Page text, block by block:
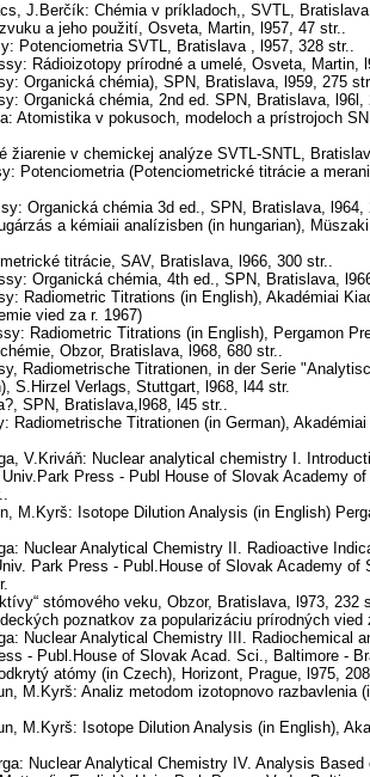
J.Berčík: Chémia v príkladoch,, SVTL,
a jeho použití, Osveta, Martin, l957, 47 str..
Potenciometria SVTL, Bratislava , l957, 328 str..
Rádioizotopy prírodné a umelé, Osveta, Martin,
Organická chémia), SPN, Bratislava, l959, 275
Organická chémia, 2nd ed. SPN, Bratislava, l96l,
Atomistika v pokusoch, modeloch a prístrojoch
žiarenie v chemickej analýze SVTL-SNTL,
Potenciometria (Potenciometrické titrácie a
Organická chémia 3d ed., SPN, Bratislava, l964,
a kémiaii analízisben (in hungarian),
titrácie, SAV, Bratislava, l966, 300 str..
Organická chémia, 4th ed., SPN, Bratislava,
Radiometric Titrations (in English), Akadémiai
vied za r. 1967)
Radiometric Titrations (in English), Pergamon
Obzor, Bratislava, l968, 680 str..
Radiometrische Titrationen, in der Serie
S.Hirzel Verlags, Stuttgart, l968, l44 str.
SPN, Bratislava,l968, l45 str..
Radiometrische Titrationen (in German),
V.Kriváň: Nuclear analytical chemistry I.
Press - Publ House of Slovak Academy
M.Kyrš: Isotope Dilution Analysis (in English)
Nuclear Analytical Chemistry II. Radioactive
Park Press - Publ.House of Slovak Academy of
stómového veku, Obzor, Bratislava, l973, 232
poznatkov za popularizáciu prírodných vied
Nuclear Analytical Chemistry III. Radiochemical
- Publ.House of Slovak Acad. Sci., Baltimore -
atómy (in Czech), Horizont, Prague, l975,
M.Kyrš: Analiz metodom izotopnovo razbavlenia
M.Kyrš: Isotope Dilution Analysis (in English),
Nuclear Analytical Chemistry IV. Analysis